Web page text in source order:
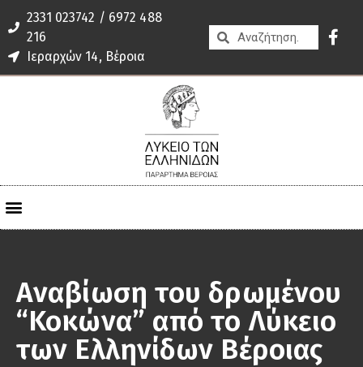
2331 023742 / 6972 488
216
Ιεραρχών 14, Βέροια
Αναβίωση του δρωμένου
“Κοκώνα” από το Λύκειο
των Ελληνίδων Βέροιας